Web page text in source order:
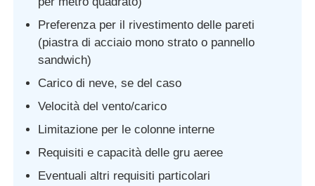
Preferenza per il rivestimento delle pareti
(piastra di acciaio mono strato o pannello
sandwich)
Carico di neve, se del caso
Velocità del vento/carico
Limitazione per le colonne interne
Requisiti e capacità delle gru aeree
Eventuali altri requisiti particolari